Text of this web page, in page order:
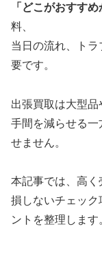
「どこがおすすめ
料、
当日の流れ、ト
要です。
出張買取は大型品
手間を減らせる
せません。
本記事では、高く
損しないチェック
ントを整理します